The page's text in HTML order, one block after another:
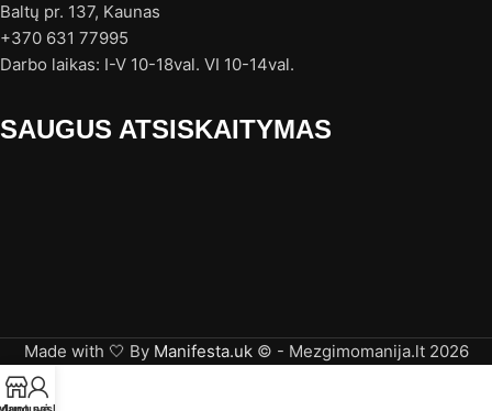
Baltų pr. 137, Kaunas
+370 631 77995
Darbo laikas: I-V 10-18val. VI 10-14val.
SAUGUS ATSISKAITYMAS
Made with 🤍 By Manifesta.uk© - Mezgimomanija.lt 2026